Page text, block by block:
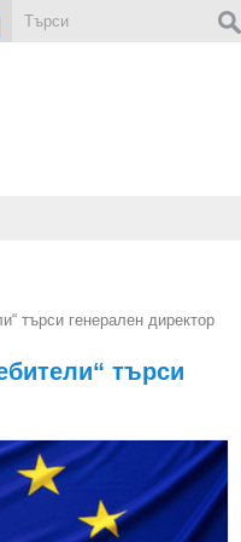
търси генерален директор
търси